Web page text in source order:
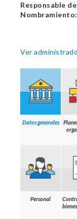
Responsable
Nombramiento:
Ver
Datos generales
Personal